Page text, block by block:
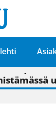
pitäisi
on